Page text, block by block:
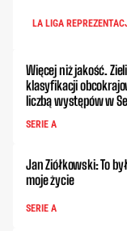
LA LIGA
Więcej niż jakość.
klasyfikacji
liczbą występów w
SERIE A
Jan Ziółkowski: To
moje życie
SERIE A